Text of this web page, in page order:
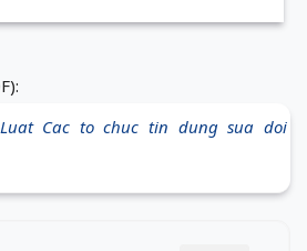
Cac to chuc tin dung sua doi